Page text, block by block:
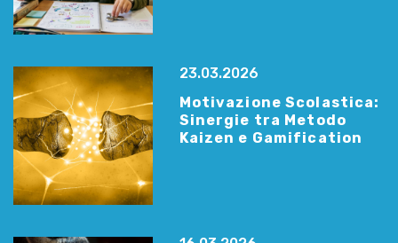
23.03.2026
Motivazione Scolastica:
Sinergie tra Metodo
Kaizen e Gamification